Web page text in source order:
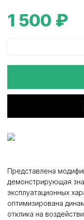
1 500 ₽
Представлена
демонстрирующая
эксплуатационных
оптимизирована
отклика на